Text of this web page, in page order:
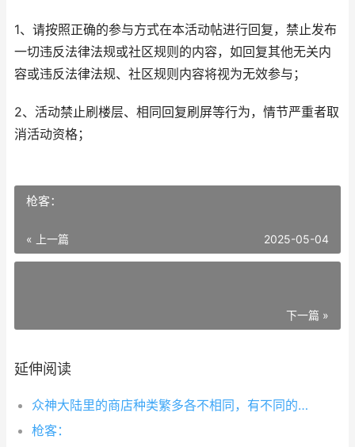
1、请按照正确的参与方式在本活动帖进行回复，禁止发布
一切违反法律法规或社区规则的内容，如回复其他无关内
容或违反法律法规、社区规则内容将视为无效参与；
2、活动禁止刷楼层、相同回复刷屏等行为，情节严重者取
消活动资格；
枪客：
« 上一篇 2025-05-04
下一篇 »
延伸阅读
众神大陆里的商店种类繁多各不相同，有不同的道具出售，有特惠商店、杂物商店、工会商店等等的，牧师是看得眼花缭乱，想请各位冒险家帮我看看各种商店里最值得购买的是什么道具呢！（当然最值得买的肯定是钻石商店，
枪客：